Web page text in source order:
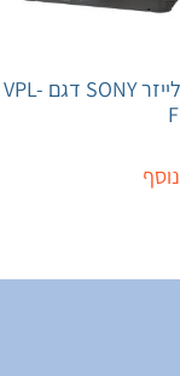
מקרן לייזר SONY דגם VPL-